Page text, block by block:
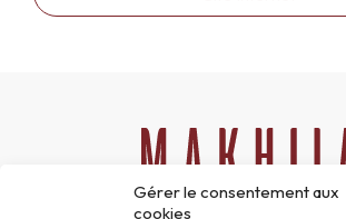
Gérer le consentement aux
cookies